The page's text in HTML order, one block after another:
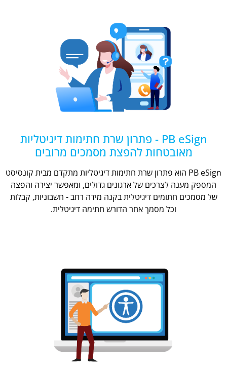
PB eSign - פתרון שרת חתימות דיגיטליות
מאובטחות להפצת מסמכים מרובים
PB eSign הוא פתרון שרת חתימות דיגיטליות מתקדם מבית קונסיסט
המספק מענה לצרכים של ארגונים גדולים, ומאפשר יצירה והפצה
של מסמכים חתומים דיגיטלית בקנה מידה רחב - חשבוניות, קבלות
וכל מסמך אחר הדורש חתימה דיגיטלית.